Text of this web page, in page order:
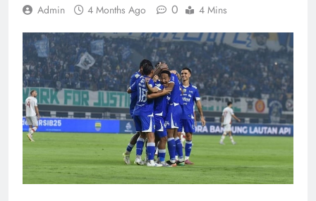
Admin 4 Months Ago 0 4 Mins